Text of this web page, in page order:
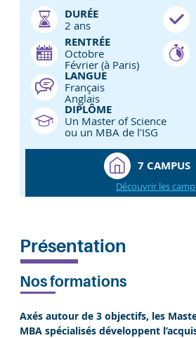
DURÉE
2 ans
RENTRÉE
Octobre
Février (à Paris)
LANGUE
Français
Anglais
DIPLÔME
Un Master of Science
ou un MBA de l’ISG
7 CAMPUS
Découvrir les
Présentation
Nos formations
Axés autour de 3 objectifs, les
MBA spécialisés développent